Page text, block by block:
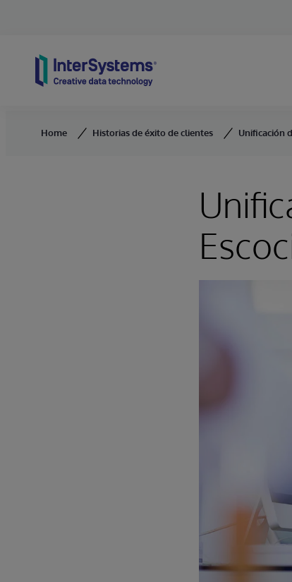
Home Historias de éxito de clientes Unificación